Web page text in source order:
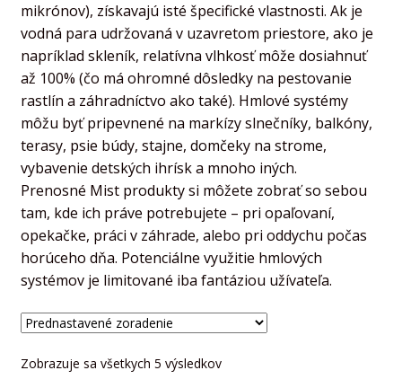
mikrónov), získavajú isté špecifické vlastnosti. Ak je
vodná para udržovaná v uzavretom priestore, ako je
napríklad skleník, relatívna vlhkosť môže dosiahnuť
až 100% (čo má ohromné dôsledky na pestovanie
rastlín a záhradníctvo ako také). Hmlové systémy
môžu byť pripevnené na markízy slnečníky, balkóny,
terasy, psie búdy, stajne, domčeky na strome,
vybavenie detských ihrísk a mnoho iných.
Prenosné Mist produkty si môžete zobrať so sebou
tam, kde ich práve potrebujete – pri opaľovaní,
opekačke, práci v záhrade, alebo pri oddychu počas
horúceho dňa. Potenciálne využitie hmlových
systémov je limitované iba fantáziou užívateľa.
Zobrazuje sa všetkych 5 výsledkov